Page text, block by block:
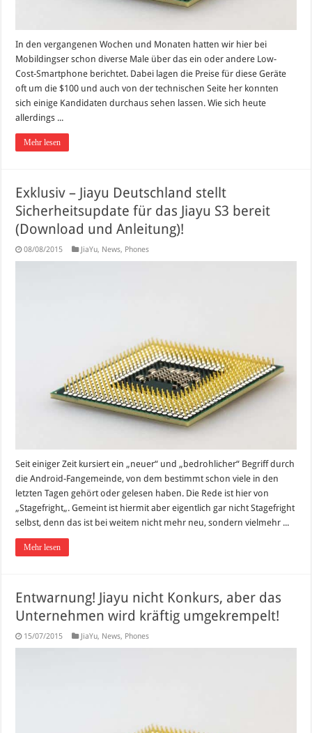
In den vergangenen Wochen und Monaten hatten wir hier bei
Mobildingser schon diverse Male über das ein oder andere Low-
Cost-Smartphone berichtet. Dabei lagen die Preise für diese Geräte
oft um die $100 und auch von der technischen Seite her konnten
sich einige Kandidaten durchaus sehen lassen. Wie sich heute
allerdings ...
Mehr lesen
Exklusiv – Jiayu Deutschland stellt
Sicherheitsupdate für das Jiayu S3 bereit
(Download und Anleitung)!
08/08/2015 JiaYu, News, Phones
Seit einiger Zeit kursiert ein „neuer“ und „bedrohlicher“ Begriff durch
die Android-Fangemeinde, von dem bestimmt schon viele in den
letzten Tagen gehört oder gelesen haben. Die Rede ist hier von
„Stagefright„. Gemeint ist hiermit aber eigentlich gar nicht Stagefright
selbst, denn das ist bei weitem nicht mehr neu, sondern vielmehr ...
Mehr lesen
Entwarnung! Jiayu nicht Konkurs, aber das
Unternehmen wird kräftig umgekrempelt!
15/07/2015 JiaYu, News, Phones